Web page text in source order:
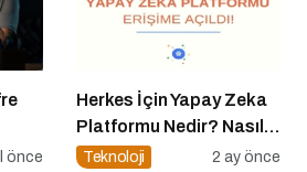
önce
Herkes İçin Yapay Zeka
Platformu Nedir? Nasıl
Kullanılır?
Teknoloji 2 ay önce